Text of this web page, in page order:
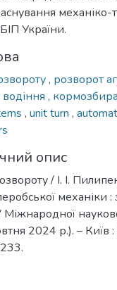
механіко-
України.
, розворот
,
, unit turn ,
опис
/ І. І.
механіки :
Міжнародної
2024 р.). – Київ